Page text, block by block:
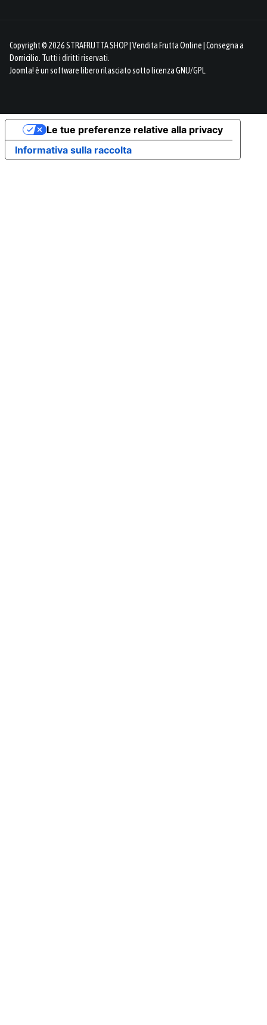
Copyright © 2026 STRAFRUTTA SHOP | Vendita Frutta Online | Consegna a
Domicilio. Tutti i diritti riservati.
Joomla!è un software libero rilasciato sotto licenza GNU/GPL.
Informativa sulla raccolta
Le tue preferenze relative alla privacy